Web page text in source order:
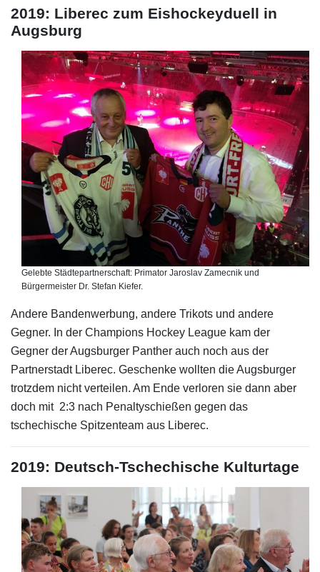
2019: Liberec zum Eishockeyduell in
Augsburg
Gelebte Städtepartnerschaft: Primator Jaroslav Zamecnik und
Bürgermeister Dr. Stefan Kiefer.
Andere Bandenwerbung, andere Trikots und andere
Gegner. In der Champions Hockey League kam der
Gegner der Augsburger Panther auch noch aus der
Partnerstadt Liberec. Geschenke wollten die Augsburger
trotzdem nicht verteilen. Am Ende verloren sie dann aber
doch mit 2:3 nach Penaltyschießen gegen das
tschechische Spitzenteam aus Liberec.
2019: Deutsch-Tschechische Kulturtage